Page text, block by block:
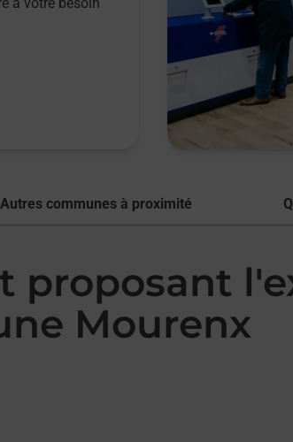
Autres communes à proximité
proposant
Mourenx